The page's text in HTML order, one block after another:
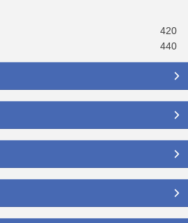
420
440